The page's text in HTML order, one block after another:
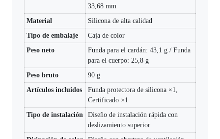
33,68 mm
Material
Silicona de alta calidad
Tipo de embalaje
Caja de color
Peso neto
Funda para el cardán: 43,1 g / Funda
para el cuerpo: 25,8 g
Peso bruto
90 g
Artículos incluidos
Funda protectora de silicona ×1,
Certificado ×1
Tipo de instalación
Diseño de instalación rápida con
deslizamiento superior